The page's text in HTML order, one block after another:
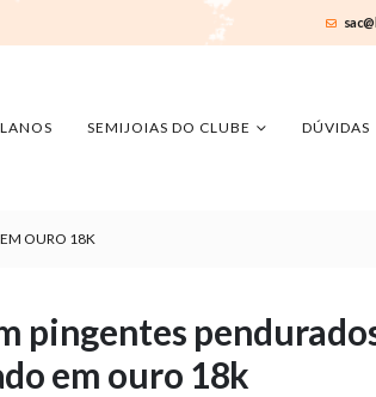
SEMIJOIAS DO CLUBE DÚVIDAS
EM OURO 18K
pingentes
em ouro 18k